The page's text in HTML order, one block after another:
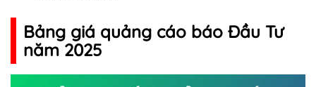
Bảng giá quảng cáo báo Đầu Tư
năm 2025